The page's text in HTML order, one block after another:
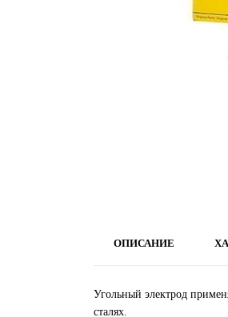
ОПИСАНИЕ
Угольный электрод
сталях.